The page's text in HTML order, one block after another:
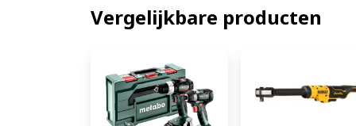
Vergelijkbare producten